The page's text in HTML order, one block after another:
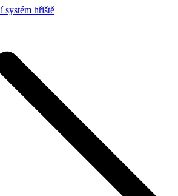
systém hřiště